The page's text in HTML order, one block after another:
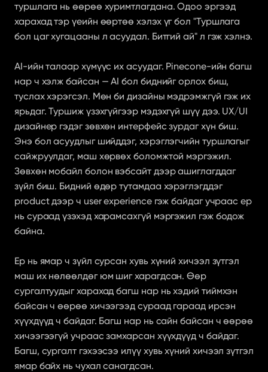
туршлага нь өөрөө хуримтлагдана. Одоо эргээд
харахад тэр үеийн өөртөө хэлэх үг бол "Туршлага
бол цаг хугацааны л асуудал. Битгий ай" л гэж хэлнэ.
AI-ийн талаар хүмүүс их асуудаг. Pinecone-ийн багш
нар ч хэлж байсан — AI бол биднийг орлох биш,
туслах хэрэгсэл. Мөн би дизайны мэдрэмжгүй гэж их
ярьдаг. Туршиж үзэхгүйгээр мэдэхгүй шүү дээ. UX/UI
дизайнер гэдэг зөвхөн интерфейс зурдаг хүн биш.
Энэ бол асуудлыг шийддэг, хэрэглэгчийн туршлагыг
сайжруулдаг, маш хөрвөх боломжтой мэргэжил.
Зөвхөн мобайл болон вэбсайт дээр ашиглагддаг
зүйл биш. Бидний өдөр тутамдаа хэрэглэгддэг
product дээр ч user experience гэж байдаг учраас ер
нь сураад үзэхэд харамсахгүй мэргэжил гэж бодож
байна.
Ер нь ямар ч зүйл сурсан хувь хүний хичээл зүтгэл
маш их нөлөөлдөг юм шиг харагдсан. Өөр
сургалтуудыг харахад багш нар нь хэдий тиймхэн
байсан ч өөрөө хичээгээд сураад гараад ирсэн
хүүхдүүд ч байдаг. Багш нар нь сайн байсан ч өөрөө
хичээгээгүй учраас замхарсан хүүхдүүд ч байдаг.
Багш, сургалт гэхээсээ илүү хувь хүний хичээл зүтгэл
ямар байх нь чухал санагдсан.